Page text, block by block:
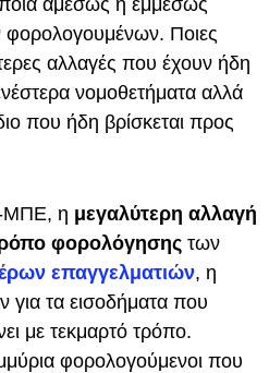
αμέσως ή εμμέσως
Ποιες
αλλαγές που έχουν ήδη
νομοθετήματα αλλά
που ήδη βρίσκεται προς
ΜΠΕ, η μεγαλύτερη αλλαγή
φορολόγησης των
επαγγελματιών, η
τα εισοδήματα που
με τεκμαρτό τρόπο.
φορολογούμενοι που